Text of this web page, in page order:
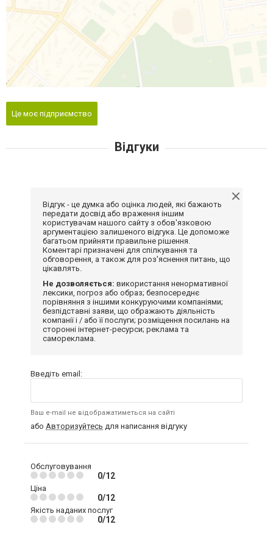
Це моє підприємство
Відгуки
Відгук - це думка або оцінка людей, які бажають
передати досвід або враження іншим
користувачам нашого сайту з обов'язковою
аргументацією залишеного відгука. Це допоможе
багатьом прийняти правильне рішення.
Коментарі призначені для спілкування та
обговорення, а також для роз'яснення питань, що
цікавлять.
Не дозволяється: використання ненормативної
лексики, погроз або образ; безпосереднє
порівняння з іншими конкуруючими компаніями;
безпідставні заяви, що ображають діяльність
компанії і / або її послуги; розміщення посилань на
сторонні інтернет-ресурси; реклама та
самореклама.
Введіть email:
Ваш e-mail не відображатиметься на сайті
або Авторизуйтесь для написання відгуку
Обслуговування
0/12
Ціна
0/12
Якість наданих послуг
0/12